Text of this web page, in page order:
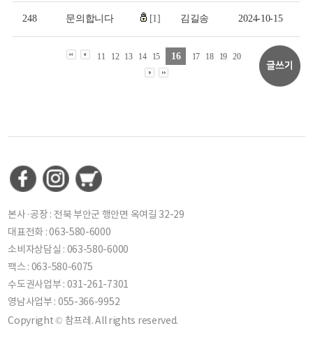
248 문의합니다 [1] 김길송 2024-10-15
11 12 13 14 15 16 17 18 19 20
본사·공장 : 전북 부안군 행안면 옥여길 32-29
대표전화 : 063-580-6000
소비자상담실 : 063-580-6000
팩스 : 063-580-6075
수도권사업부 : 031-261-7301
영남사업부 : 055-366-9952
Copyright © 참프레. All rights reserved.